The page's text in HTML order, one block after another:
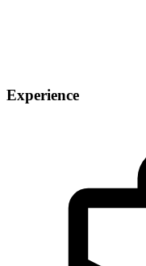
Experience